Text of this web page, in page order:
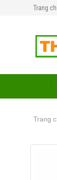
Trang
Trang